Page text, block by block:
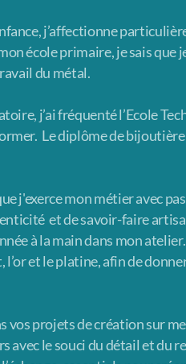
j’affectionne
école primaire, je sais
du métal.
j’ai fréquenté l’Ecole
Le diplôme de
j'exerce mon métier avec
et de savoir-faire
à la main dans mon
l’or et le platine, afin de
vos projets de création sur
avec le souci du détail et du